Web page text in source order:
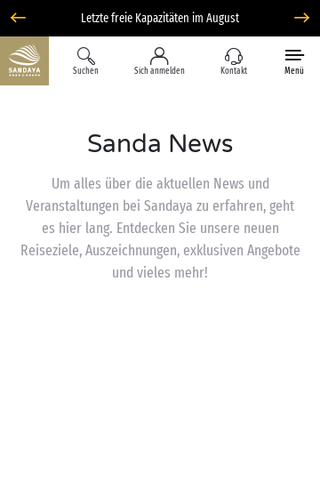
Letzte freie Kapazitäten im August
Suchen Sich anmelden Kontakt Menü
Sanda News
Um alles über die aktuellen News und
Veranstaltungen bei Sandaya zu erfahren, geht
es hier lang. Entdecken Sie unsere neuen
Reiseziele, Auszeichnungen, exklusiven Angebote
und vieles mehr!